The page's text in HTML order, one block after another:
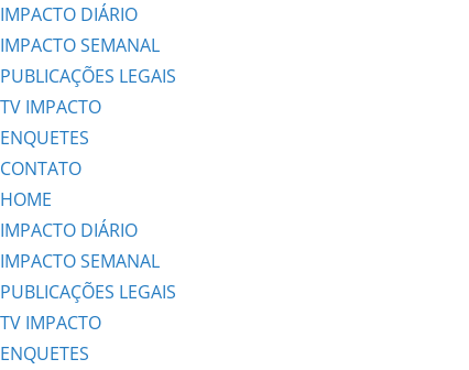
IMPACTO DIÁRIO
IMPACTO SEMANAL
PUBLICAÇÕES LEGAIS
TV IMPACTO
ENQUETES
CONTATO
HOME
IMPACTO DIÁRIO
IMPACTO SEMANAL
PUBLICAÇÕES LEGAIS
TV IMPACTO
ENQUETES